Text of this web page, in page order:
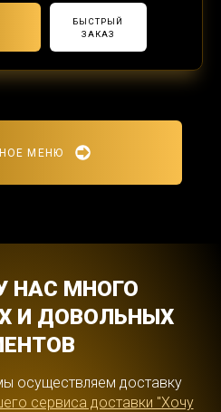
БЫСТРЫЙ
ЗАКАЗ
МЕНЮ
НАС МНОГО
И ДОВОЛЬНЫХ
осуществляем доставку
сервиса доставки "Хочу